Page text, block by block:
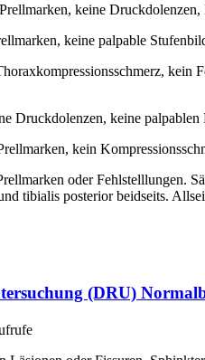
keine
keine palpable
kein
Druckdolenzen, keine
kein
oder Fehlstelllungen.
tibialis posterior beidseits.
(DRU)